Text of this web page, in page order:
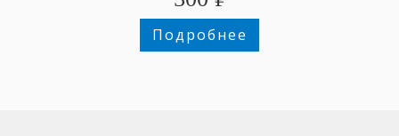
Подробнее